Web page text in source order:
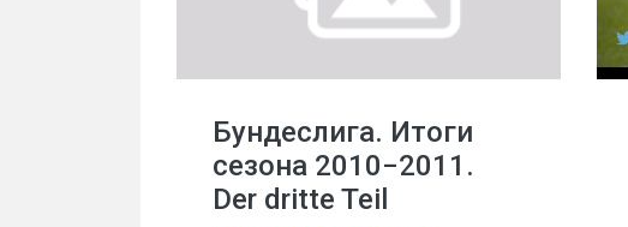
Бундеслига. Итоги
сезона 2010−2011.
Der dritte Teil